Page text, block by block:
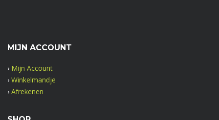
MIJN ACCOUNT
› Mijn Account
› Winkelmandje
› Afrekenen